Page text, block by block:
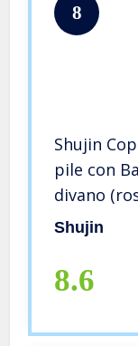
8
Shujin
pile con
divano
Shujin
8.6